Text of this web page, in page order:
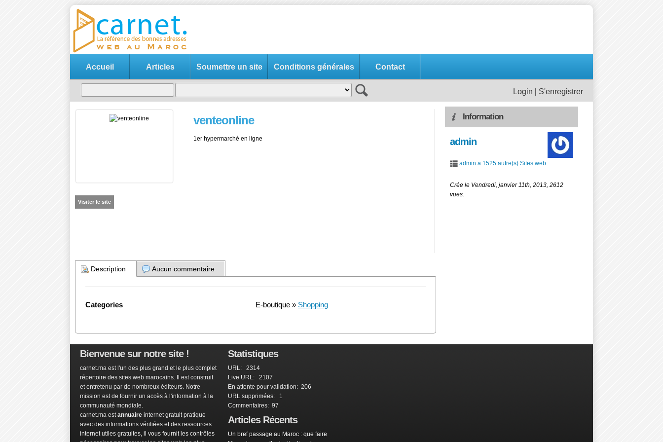
Accueil Articles Soumettre un site Conditions générales Contact
Login S'enregistrer
venteonline
1er hypermarché en ligne
Visiter le site
Description Aucun commentaire
Categories E-boutique » Shopping
Information
admin
admin a 1525 autre(s) Sites web
Crée le Vendredi, janvier 11th, 2013, 2612
vues.
Bienvenue sur notre site !
carnet.ma est l'un des plus grand et le plus complet
répertoire des sites web marocains. Il est construit
et entretenu par de nombreux éditeurs. Notre
mission est de fournir un accès à l'information à la
communauté mondiale.
carnet.ma estannuaire internet gratuit pratique
avec des informations vérifiées et des ressources
internet utiles gratuites, il vous fournit les contrôles
Statistiques
URL: 2314
Live URL: 2107
En attente pour validation: 206
URL supprimées: 1
Commentaires: 97
Articles Récents
Un bref passage au Maroc : que faire